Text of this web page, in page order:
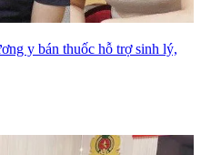
y bán thuốc hỗ trợ sinh lý,